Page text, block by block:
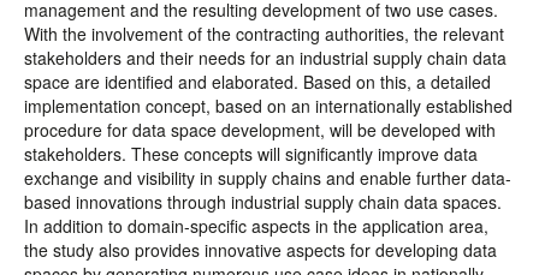
management and the resulting development of two use cases.
With the involvement of the contracting authorities, the relevant
stakeholders and their needs for an industrial supply chain data
space are identified and elaborated. Based on this, a detailed
implementation concept, based on an internationally established
procedure for data space development, will be developed with
stakeholders. These concepts will significantly improve data
exchange and visibility in supply chains and enable further data-
based innovations through industrial supply chain data spaces.
In addition to domain-specific aspects in the application area,
the study also provides innovative aspects for developing data